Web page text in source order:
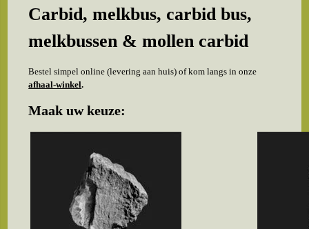
Carbid, melkbus, carbid bus,
melkbussen & mollen carbid
Bestel simpel online (levering aan huis) of kom langs in onze
afhaal-winkel.
Maak uw keuze: